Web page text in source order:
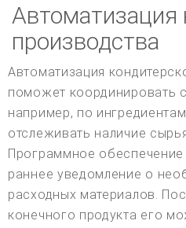
Автоматизация
производства
Автоматизация
поможет координировать
например, по
отслеживать наличие
Программное
раннее уведомление о
расходных материалов.
конечного продукта его